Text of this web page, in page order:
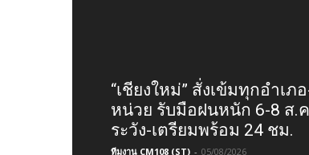
“เชียงใหม่” สั่งเข้มทุกอำเภ
หน่วย รับมือฝนหนัก 6-8 ส.ค
ระวัง-เตรียมพร้อม 24 ชม.
ทีมงาน CM108 (ST) - 05/08/2026